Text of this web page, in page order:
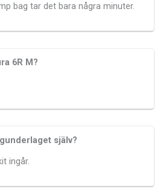
bag tar det bara några minuter.
6R M?
själv?
ingår.